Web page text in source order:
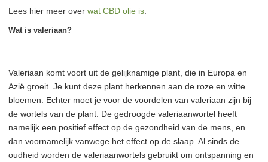
Lees hier meer over wat CBD olie is.
Wat is valeriaan?
Valeriaan komt voort uit de gelijknamige plant, die in Europa en
Azië groeit. Je kunt deze plant herkennen aan de roze en witte
bloemen. Echter moet je voor de voordelen van valeriaan zijn bij
de wortels van de plant. De gedroogde valeriaanwortel heeft
namelijk een positief effect op de gezondheid van de mens, en
dan voornamelijk vanwege het effect op de slaap. Al sinds de
oudheid worden de valeriaanwortels gebruikt om ontspanning en